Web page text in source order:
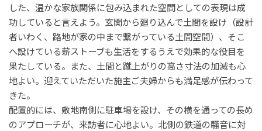
した、温かな家族関係に包み込まれた空間としての表現は成
功していると言えよう。玄関から廻り込んで土間を設け（設計
者いわく、路地が家の中まで繋がっている土間空間）、そこ
へ設けている薪ストーブも生活をするうえで効果的な役目を
果たしている。また、土間と蹴上がりの高さ寸法の加減も心
地よい。迎えていただいた施主ご夫婦からも満足感が伝わって
きた。
配置的には、敷地南側に駐車場を設け、その横を通っての長め
のアプローチが、来訪者に心地よい。北側の鉄道の騒音に対